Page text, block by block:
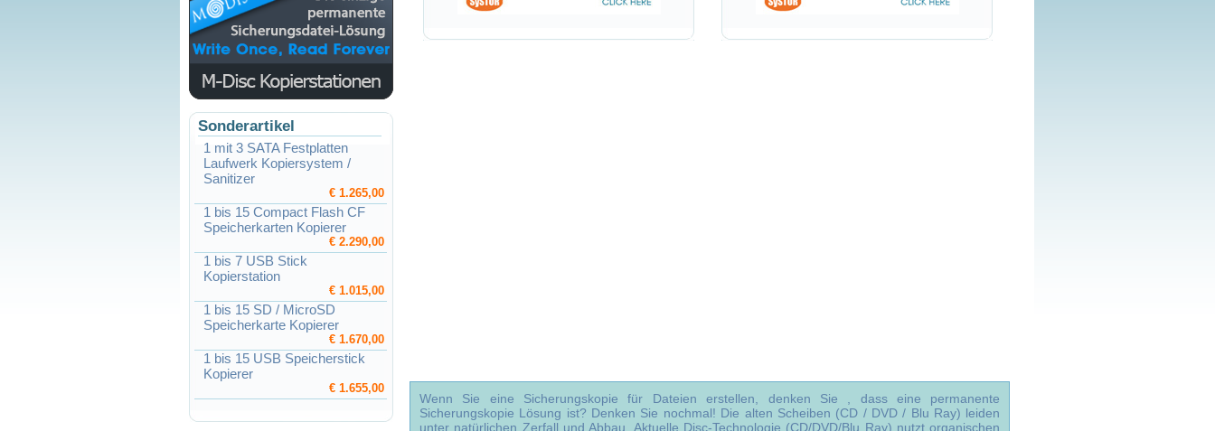
Wenn Sie eine Sicherungskopie für Dateien erstellen, denken Sie , dass eine permanente
Sicherungskopie Lösung ist? Denken Sie nochmal! Die alten Scheiben (CD / DVD / Blu Ray) leiden
unter natürlichen Zerfall und Abbau. Aktuelle Disc-Technologie (CD/DVD/Blu Ray) nutzt organischen
Sonderartikel
1 mit 3 SATA Festplatten
Laufwerk Kopiersystem /
Sanitizer
€ 1.265,00
1 bis 15 Compact Flash CF
Speicherkarten Kopierer
€ 2.290,00
1 bis 7 USB Stick
Kopierstation
€ 1.015,00
1 bis 15 SD / MicroSD
Speicherkarte Kopierer
€ 1.670,00
1 bis 15 USB Speicherstick
Kopierer
€ 1.655,00